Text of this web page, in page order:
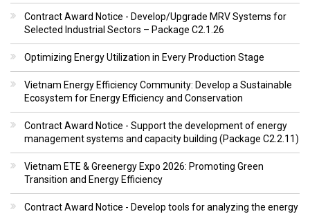
Contract Award Notice - Develop/Upgrade MRV Systems for
Selected Industrial Sectors – Package C2.1.26
Optimizing Energy Utilization in Every Production Stage
Vietnam Energy Efficiency Community: Develop a Sustainable
Ecosystem for Energy Efficiency and Conservation
Contract Award Notice - Support the development of energy
management systems and capacity building (Package C2.2.11)
Vietnam ETE & Greenergy Expo 2026: Promoting Green
Transition and Energy Efficiency
Contract Award Notice - Develop tools for analyzing the energy